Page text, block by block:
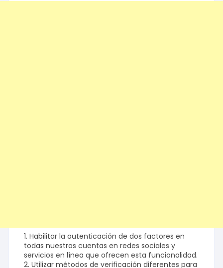
1. Habilitar la autenticación de dos factores en
todas nuestras cuentas en redes sociales y
servicios en línea que ofrecen esta funcionalidad.
2. Utilizar métodos de verificación diferentes para